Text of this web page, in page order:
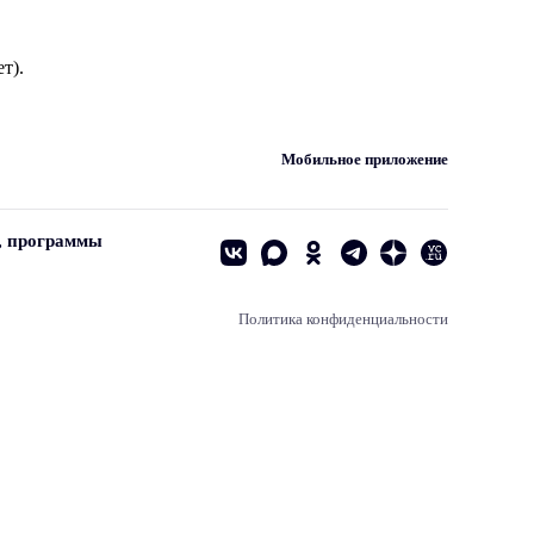
Мобильное приложение
программы
Политика конфиденциальности